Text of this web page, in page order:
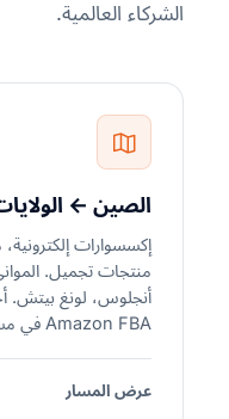
الشركاء العالمية.
الصين ←
إكسسوارات
منتجات تجميل.
Amazon FBA في مستودعات لوس أنجلوس.
عرض المسار